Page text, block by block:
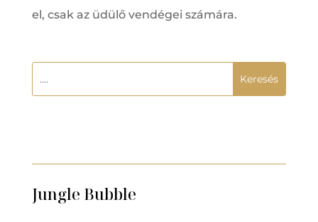
el, csak az üdülő vendégei számára.
Jungle Bubble